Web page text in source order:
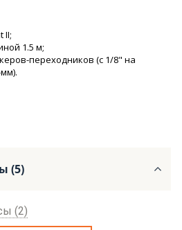
II;
1.5 м;
переходников (с 1/8" на
(5)
(2)